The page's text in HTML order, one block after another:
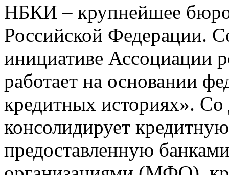
НБКИ – крупнейшее
Российской Федерации.
инициативе Ассоциации
работает на основании
кредитных историях».
консолидирует
предоставленную